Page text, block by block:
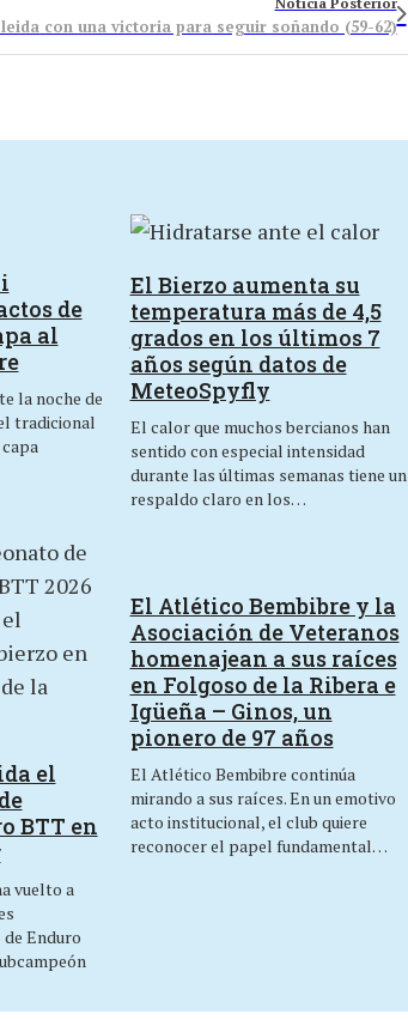
con una victoria para seguir soñando (59-62)
de
al
la noche de
tradicional
El Bierzo aumenta su
temperatura más de 4,5
grados en los últimos 7
años según datos de
MeteoSpyfly
El calor que muchos bercianos han
sentido con especial intensidad
durante las últimas semanas tiene un
respaldo claro en los…
el
BTT en
vuelto a
Enduro
El Atlético Bembibre y la
Asociación de Veteranos
homenajean a sus raíces
en Folgoso de la Ribera e
Igüeña – Ginos, un
pionero de 97 años
El Atlético Bembibre continúa
mirando a sus raíces. En un emotivo
acto institucional, el club quiere
reconocer el papel fundamental…